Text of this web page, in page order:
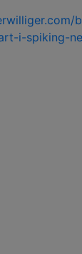
i-spiking-